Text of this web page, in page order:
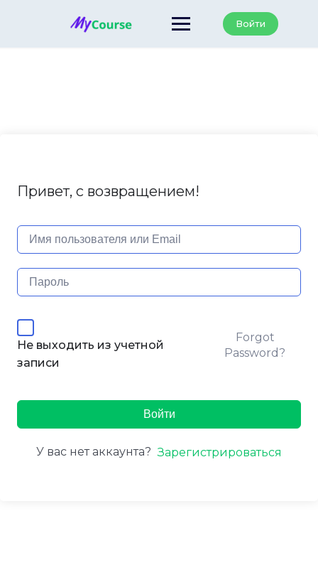
Войти
Привет, с возвращением!
Не выходить из учетной
записи
Forgot
Password?
Войти
У вас нет аккаунта? Зарегистрироваться